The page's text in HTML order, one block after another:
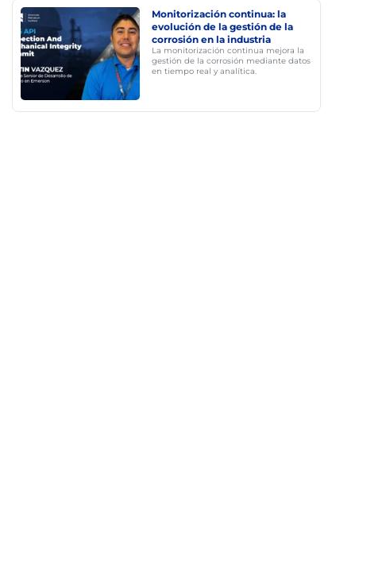
Monitorización continua: la
evolución de la gestión de la
corrosión en la industria
La monitorización continua mejora la
gestión de la corrosión mediante datos
en tiempo real y analítica.